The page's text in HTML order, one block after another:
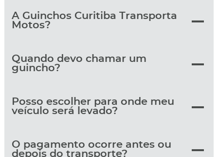
A Guinchos Curitiba Transporta
Motos?
Quando devo chamar um
guincho?
Posso escolher para onde meu
veículo será levado?
O pagamento ocorre antes ou
depois do transporte?